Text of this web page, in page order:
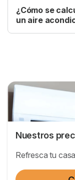
¿Cómo se
un aire
Si un usuario
cubrir este
de 300 W que
Nuestros
Refresca tu